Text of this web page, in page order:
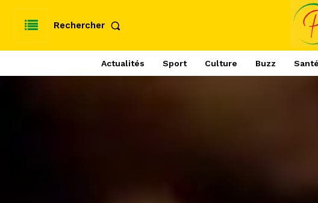
Rechercher
Actualités Sport Culture Buzz Santé